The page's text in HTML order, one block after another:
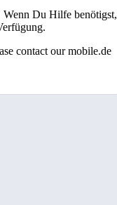
Wenn Du Hilfe benötigst,
contact our mobile.de